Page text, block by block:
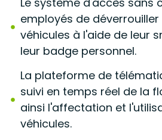
employés de
véhicules à l'aide de leur
leur badge personnel.
La plateforme de
suivi en temps réel de la
ainsi l'affectation et
véhicules.